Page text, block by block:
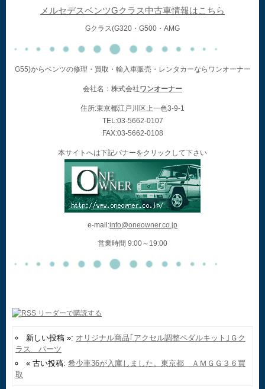
メルセデスベンツGクラス中古車情報はこちら
Gクラス(G320・G500・AMG
G55)からベンツの修理・買取・輸入車販売・レンタカーならワンオーナー
会社名：株式会社ワンオーナー
住所:東京都江戸川区上一色3-9-1
TEL:03-5662-0107
FAX:03-5662-0108
本サイトへは下記バナーをクリックして下さい
e-mail:info@oneowner.co.jp
営業時間 9:00～19:00
新しい投稿 »: オリジナル商品｢アクセル調整ペダルキット｣Ｇク
ラス パーツ
« 古い投稿: 希少車36が入庫しました。東京都 ＡＭＧＧ３６買
取